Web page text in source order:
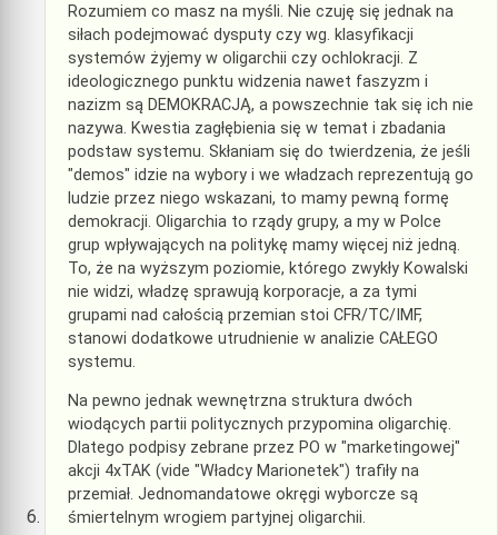
Rozumiem co masz na myśli. Nie czuję się jednak na
siłach podejmować dysputy czy wg. klasyfikacji
systemów żyjemy w oligarchii czy ochlokracji. Z
ideologicznego punktu widzenia nawet faszyzm i
nazizm są DEMOKRACJĄ, a powszechnie tak się ich nie
nazywa. Kwestia zagłębienia się w temat i zbadania
podstaw systemu. Skłaniam się do twierdzenia, że jeśli
"demos" idzie na wybory i we władzach reprezentują go
ludzie przez niego wskazani, to mamy pewną formę
demokracji. Oligarchia to rządy grupy, a my w Polce
grup wpływających na politykę mamy więcej niż jedną.
To, że na wyższym poziomie, którego zwykły Kowalski
nie widzi, władzę sprawują korporacje, a za tymi
grupami nad całością przemian stoi CFR/TC/IMF,
stanowi dodatkowe utrudnienie w analizie CAŁEGO
systemu.
Na pewno jednak wewnętrzna struktura dwóch
wiodących partii politycznych przypomina oligarchię.
Dlatego podpisy zebrane przez PO w "marketingowej"
akcji 4xTAK (vide "Władcy Marionetek") trafiły na
przemiał. Jednomandatowe okręgi wyborcze są
śmiertelnym wrogiem partyjnej oligarchii.